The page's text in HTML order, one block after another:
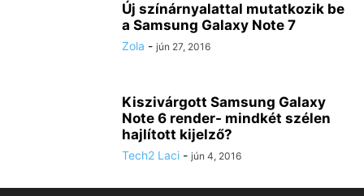
Új színárnyalattal mutatkozik be
a Samsung Galaxy Note 7
Zola - jún 27, 2016
Kiszivárgott Samsung Galaxy
Note 6 render- mindkét szélen
hajlított kijelző?
Tech2 Laci - jún 4, 2016